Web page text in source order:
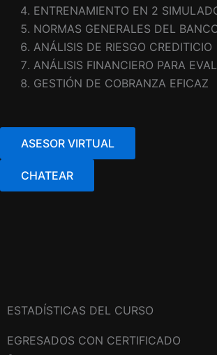
ENTRENAMIENTO EN 2
NORMAS GENERALES DEL
ANÁLISIS DE RIESGO CREDITICIO
ANÁLISIS FINANCIERO PARA
GESTIÓN DE COBRANZA EFICAZ
ASESOR VIRTUAL
CHATEAR
ESTADÍSTICAS DEL CURSO
EGRESADOS CON CERTIFICADO